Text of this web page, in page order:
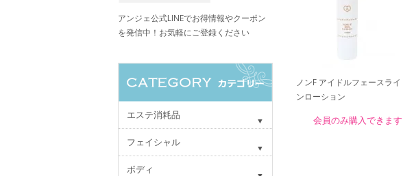
ノンF アイドルフェースライ
ンローション
会員のみ購入できます
アンジェ公式LINEでお得情報やクーポン
を発信中！お気軽にご登録ください
エステ消耗品
フェイシャル
ボディ